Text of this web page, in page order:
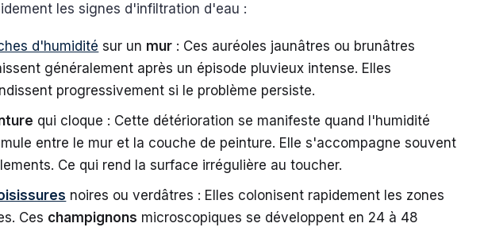
les signes d'infiltration d'eau :
d'humidité sur un mur : Ces auréoles jaunâtres ou brunâtres
généralement après un épisode pluvieux intense. Elles
progressivement si le problème persiste.
qui cloque : Cette détérioration se manifeste quand l'humidité
entre le mur et la couche de peinture. Elle s'accompagne souvent
Ce qui rend la surface irrégulière au toucher.
noires ou verdâtres : Elles colonisent rapidement les zones
Ces champignons microscopiques se développent en 24 à 48